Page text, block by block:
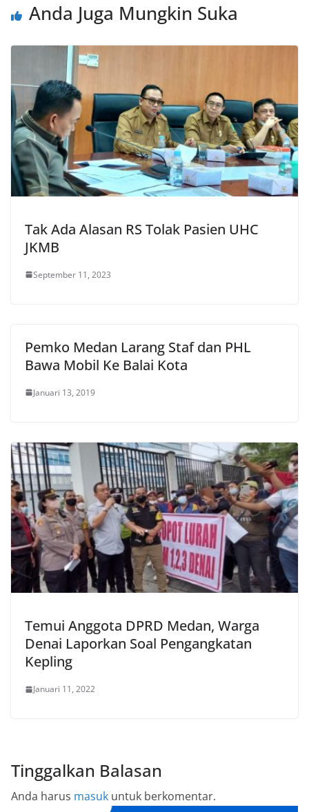
Anda Juga Mungkin Suka
Tak Ada Alasan RS Tolak Pasien UHC
JKMB
September 11, 2023
Pemko Medan Larang Staf dan PHL
Bawa Mobil Ke Balai Kota
Januari 13, 2019
Temui Anggota DPRD Medan, Warga
Denai Laporkan Soal Pengangkatan
Kepling
Januari 11, 2022
Tinggalkan Balasan
Anda harus masuk untuk berkomentar.